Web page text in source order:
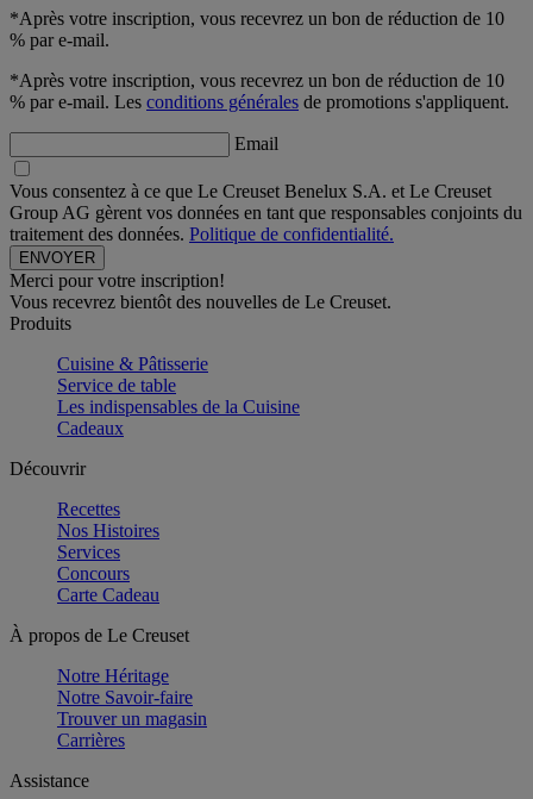
*Après votre inscription, vous recevrez un bon de réduction de 10
% par e-mail.
*Après votre inscription, vous recevrez un bon de réduction de 10
% par e-mail. Les conditions générales de promotions s'appliquent.
Email
Vous consentez à ce que Le Creuset Benelux S.A. et Le Creuset
Group AG gèrent vos données en tant que responsables conjoints du
traitement des données. Politique de confidentialité.
Merci pour votre inscription!
Vous recevrez bientôt des nouvelles de Le Creuset.
Produits
Cuisine & Pâtisserie
Service de table
Les indispensables de la Cuisine
Cadeaux
Découvrir
Recettes
Nos Histoires
Services
Concours
Carte Cadeau
À propos de Le Creuset
Notre Héritage
Notre Savoir-faire
Trouver un magasin
Carrières
Assistance